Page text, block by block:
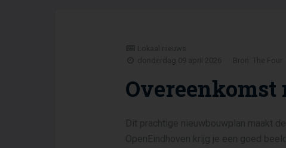
Lokaal nieuws
donderdag 09 april 2026
Bron: The Four
Overeenkomst
Dit prachtige nieuwbouwplan maakt
OpenEindhoven krijg je een goed